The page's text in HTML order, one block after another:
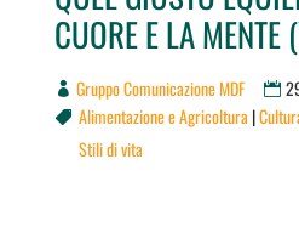
CUORE E LA
Gruppo Comunicazione MDF
 Alimentazione e Agricoltura |
Stili di vita